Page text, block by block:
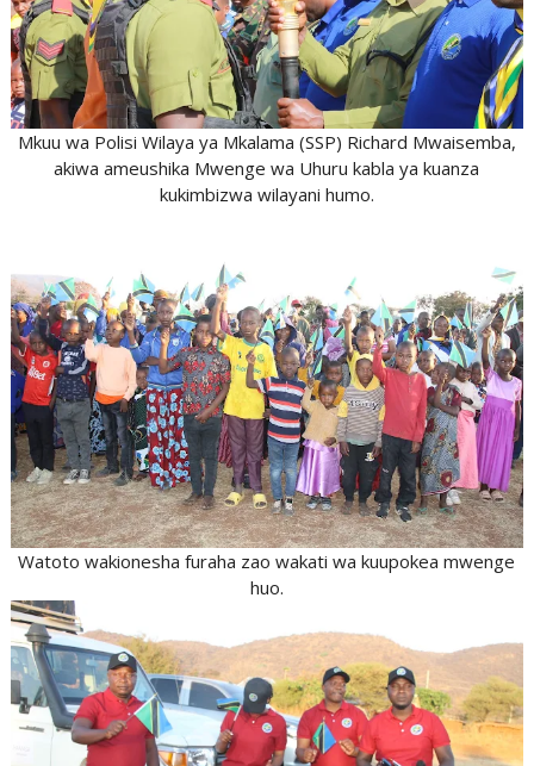
Mkuu wa Polisi Wilaya ya Mkalama (SSP) Richard Mwaisemba,
akiwa ameushika Mwenge wa Uhuru kabla ya kuanza
kukimbizwa wilayani humo.
Watoto wakionesha furaha zao wakati wa kuupokea mwenge
huo.